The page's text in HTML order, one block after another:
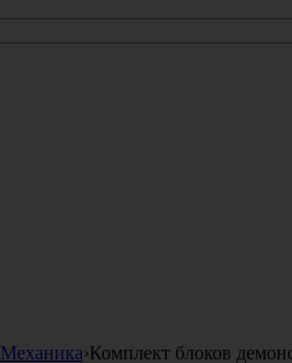
Механика›Комплект блоков